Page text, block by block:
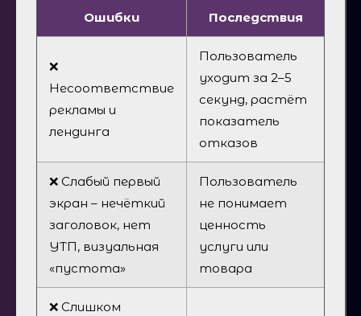
Ошибки Последствия
❌
Несоответствие
рекламы и
лендинга
Пользователь
уходит за 2–5
секунд, растёт
показатель
отказов
❌ Слабый первый
экран – нечёткий
заголовок, нет
УТП, визуальная
«пустота»
Пользователь
не понимает
ценность
услуги или
товара
❌ Слишком